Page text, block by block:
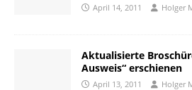
April 14, 2011 Holger
Aktualisierte
Ausweis“ erschienen
April 13, 2011 Holger